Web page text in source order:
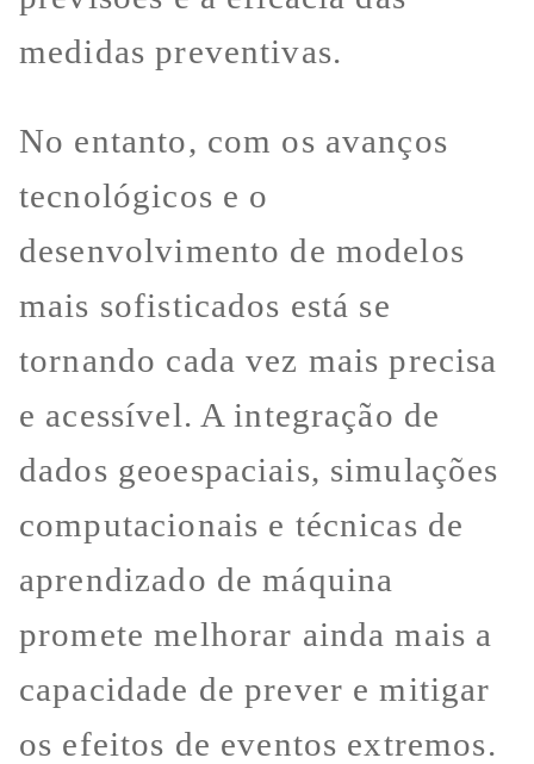
medidas preventivas.
No entanto, com os avanços
tecnológicos e o
desenvolvimento de modelos
mais sofisticados está se
tornando cada vez mais precisa
e acessível. A integração de
dados geoespaciais, simulações
computacionais e técnicas de
aprendizado de máquina
promete melhorar ainda mais a
capacidade de prever e mitigar
os efeitos de eventos extremos.